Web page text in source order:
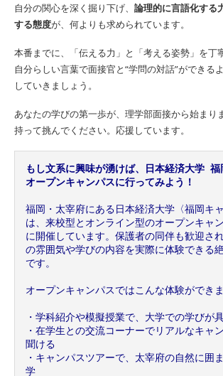
自分の関心を深く掘り下げ、 論理的に言語化する
する態度が、何よりも求められています。
本番までに、「伝える力」と「考える姿勢」を丁
自分らしい言葉で面接官と“学問の対話”ができる
していきましょう。
あなたの学びの第一歩が、理学部面接から始まり
持って挑んでください。応援しています。
もし文系に興味が湧けば、日本経済大学
オープンキャンパスに行ってみよう！
福岡・太宰府にある日本経済大学〈福岡キ
は、来校型とオンライン型のオープンキャ
に開催しています。保護者の同伴も歓迎さ
の雰囲気や学びの内容を実際に体験できる
です。
オープンキャンパスではこんな体験ができま
・学科紹介や模擬授業で、大学での学びが
・在学生との交流コーナーでリアルなキャ
聞ける
・キャンパスツアーで、太宰府の自然に囲
学